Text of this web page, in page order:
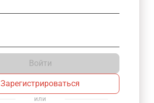
Войти
Зарегистрироваться
или